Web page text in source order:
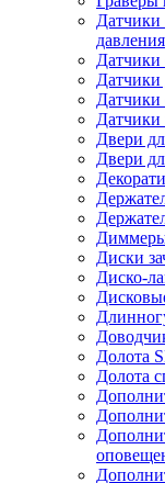
Датчики
давления
Датчики
Датчики
Датчики
Двери
Двери
Диммеры
Диски
Диско-
Долота
Долота